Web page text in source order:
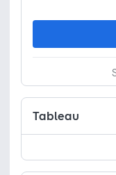
Tableau